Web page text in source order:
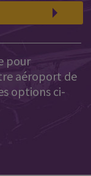
pour
aéroport de
options ci-